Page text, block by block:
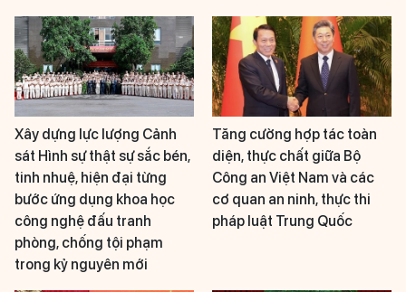
Xây dựng lực lượng Cảnh
sát Hình sự thật sự sắc bén,
tinh nhuệ, hiện đại từng
bước ứng dụng khoa học
công nghệ đấu tranh
phòng, chống tội phạm
trong kỷ nguyên mới
Tăng cường hợp tác toàn
diện, thực chất giữa Bộ
Công an Việt Nam và các
cơ quan an ninh, thực thi
pháp luật Trung Quốc